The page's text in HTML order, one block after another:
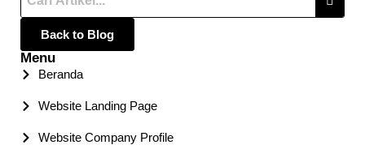
Back to Blog
Menu
Beranda
Website Landing Page
Website Company Profile